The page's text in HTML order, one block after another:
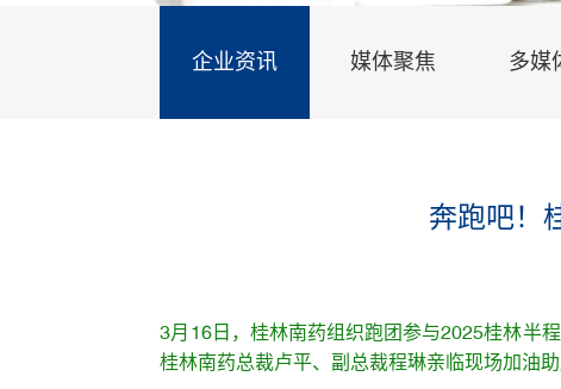
企业资讯 媒体聚焦 多媒
奔跑吧！
3月16日，桂林南药组织跑团参与2025桂林半
桂林南药总裁卢平、副总裁程琳亲临现场加油助